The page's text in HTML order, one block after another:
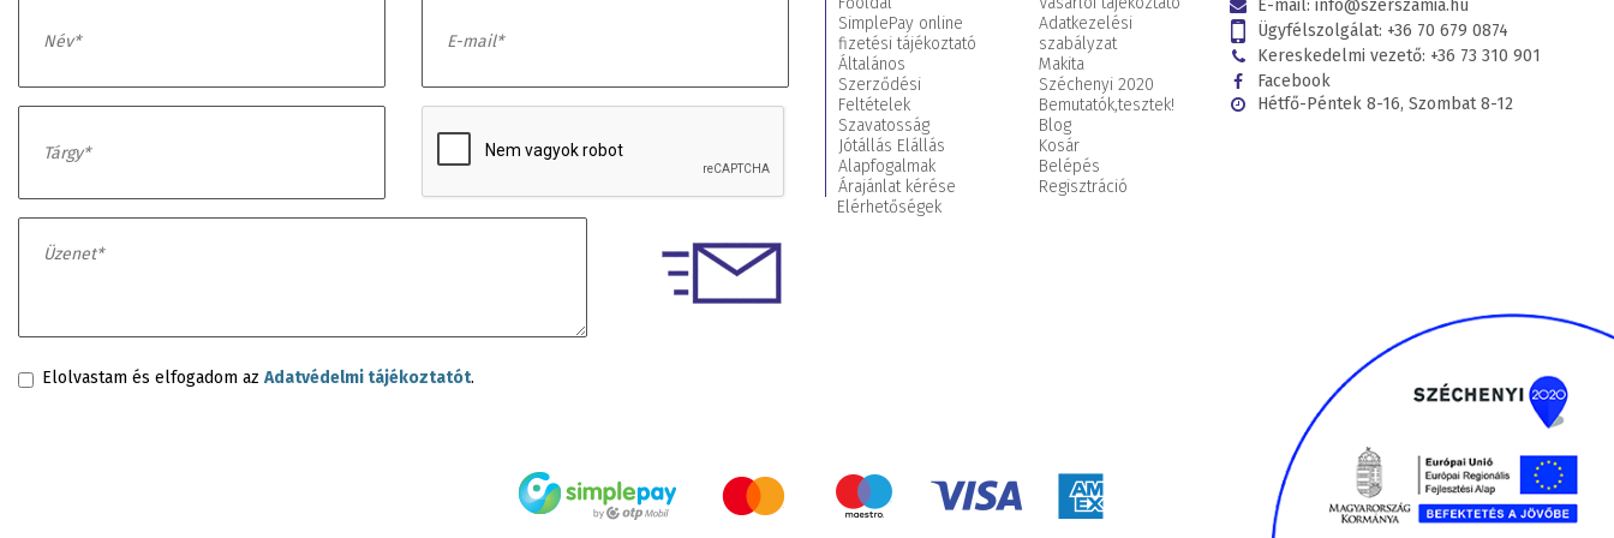
Elolvastam és elfogadom az Adatvédelmi tájékoztatót.
SimplePay online
fizetési tájékoztató
Általános
Szerződési
Feltételek
Szavatosság
Jótállás Elállás
Alapfogalmak
Árajánlat kérése
Elérhetőségek
Adatkezelési
szabályzat
Makita
Széchenyi 2020
Bemutatók,tesztek!
Blog
Kosár
Belépés
Regisztráció
E-mail: info@szerszamia.hu
Ügyfélszolgálat: +36 70 679 0874
Kereskedelmi vezető: +36 73 310 901
Facebook
Hétfő-Péntek 8-16, Szombat 8-12